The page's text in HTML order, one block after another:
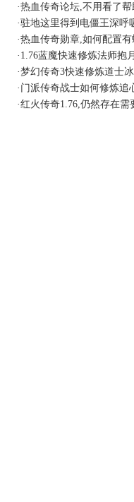
·热血传奇论坛,不用看了
·驻地这里得到电僵王深呼
·热血传奇勋章,如何配置
· 1.76蓝魔快速修炼法师抱
·梦幻传奇3快速修炼道士
· 门派传奇战士如何修炼追
·红火传奇1.76,仍然存在需